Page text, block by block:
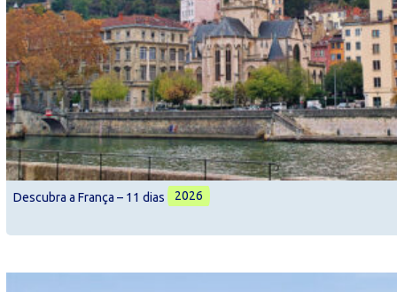
Descubra a França – 11 dias 2026